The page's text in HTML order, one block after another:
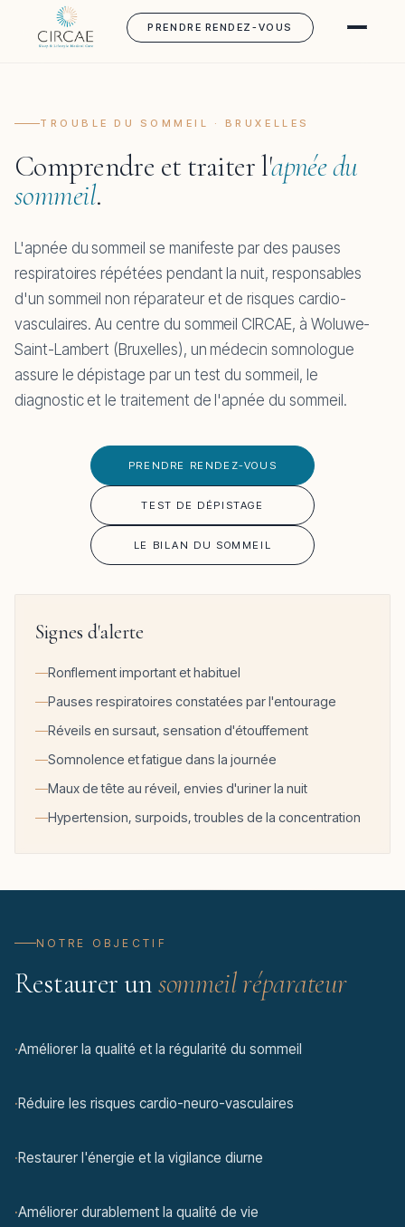
PRENDRE RENDEZ-VOUS
TROUBLE DU SOMMEIL · BRUXELLES
Comprendre et traiter l'apnée du
sommeil.
L'apnée du sommeil se manifeste par des pauses
respiratoires répétées pendant la nuit, responsables
d'un sommeil non réparateur et de risques cardio-
vasculaires. Au centre du sommeil CIRCAE, à Woluwe-
Saint-Lambert (Bruxelles), un médecin somnologue
assure le dépistage par un test du sommeil, le
diagnostic et le traitement de l'apnée du sommeil.
PRENDRE RENDEZ-VOUS
TEST DE DÉPISTAGE
LE BILAN DU SOMMEIL
Signes d'alerte
Ronflement important et habituel
Pauses respiratoires constatées par l'entourage
Réveils en sursaut, sensation d'étouffement
Somnolence et fatigue dans la journée
Maux de tête au réveil, envies d'uriner la nuit
Hypertension, surpoids, troubles de la concentration
NOTRE OBJECTIF
Restaurer unsommeil réparateur
·Améliorer la qualité et la régularité du sommeil
·Réduire les risques cardio-neuro-vasculaires
·Restaurer l'énergie et la vigilance diurne
·Améliorer durablement la qualité de vie